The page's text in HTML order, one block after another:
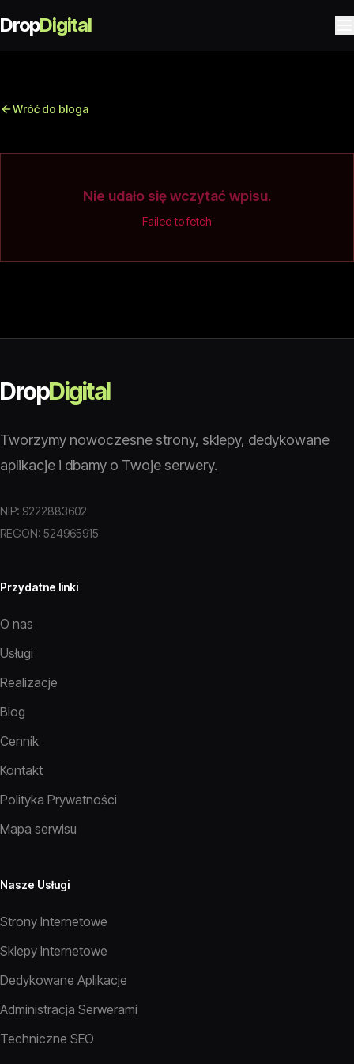
DropDigital
Wróć do bloga
Nie udało się wczytać wpisu.
Failed to fetch
DropDigital
Tworzymy nowoczesne strony, sklepy, dedykowane
aplikacje i dbamy o Twoje serwery.
NIP: 9222883602
REGON: 524965915
Przydatne linki
O nas
Usługi
Realizacje
Blog
Cennik
Kontakt
Polityka Prywatności
Mapa serwisu
Nasze Usługi
Strony Internetowe
Sklepy Internetowe
Dedykowane Aplikacje
Administracja Serwerami
Techniczne SEO